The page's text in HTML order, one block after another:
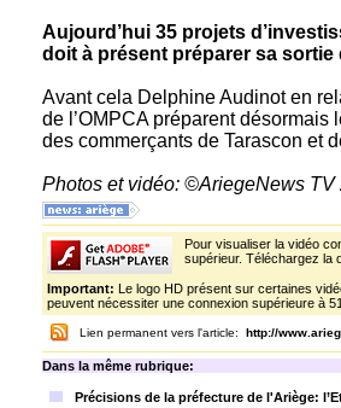
Aujourd’hui 35 projets
doit à présent préparer sa sortie
Avant cela Delphine Audinot en
de l’OMPCA préparent
des commerçants de Tarascon et
Photos et vidéo: ©AriegeNews TV
Pour visualiser la vidéo
supérieur. Téléchargez la
Important: Le logo HD présent sur certaines
peuvent nécessiter une connexion supérieure à
Lien permanent vers l'article: http://
Dans la même rubrique:
Précisions de la préfecture de l'Ariège: